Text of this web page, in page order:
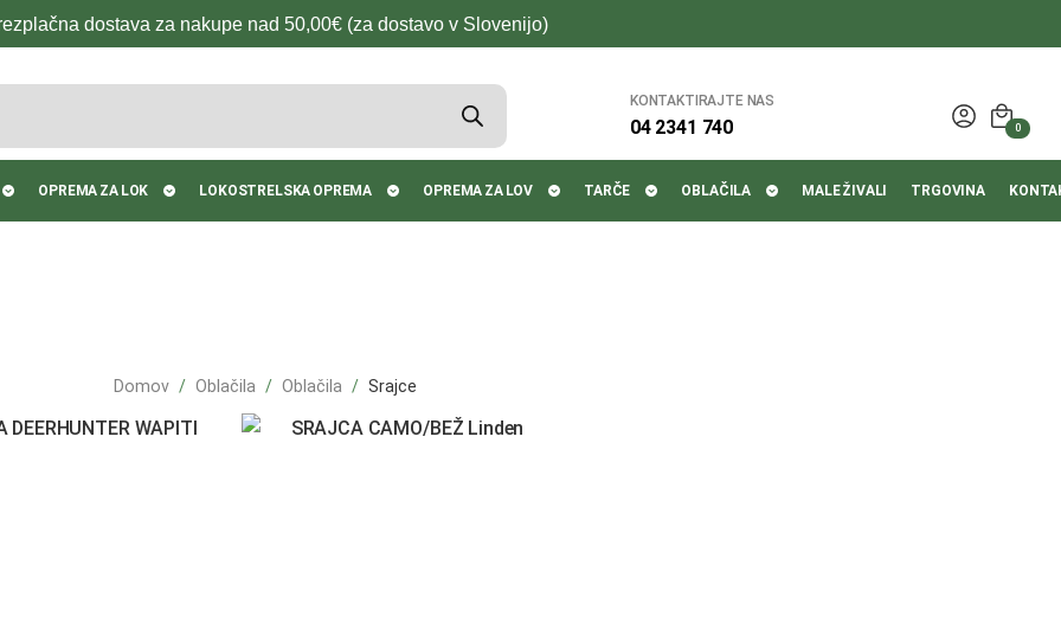
dostava za nakupe nad 50,00€ (za dostavo v Slovenijo)
KONTAKTIRAJTE NAS
04 2341 740 0
OPREMA ZA LOK LOKOSTRELSKA OPREMA OPREMA ZA LOV TARČE OBLAČILA MALE ŽIVALI TRGOVINA
Domov Oblačila Oblačila Srajce